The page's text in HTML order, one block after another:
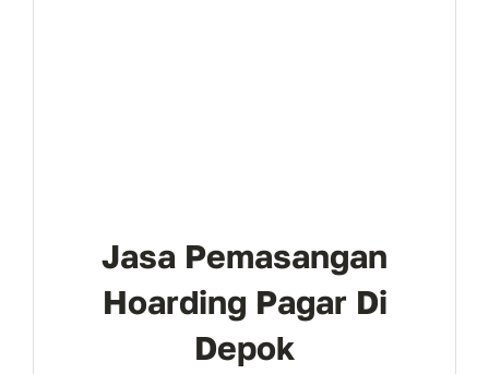
Jasa Pemasangan
Hoarding Pagar Di
Depok